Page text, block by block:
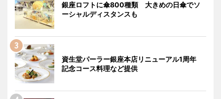
銀座ロフトに傘800種類 大きめの日傘でソ
ーシャルディスタンスも
資生堂パーラー銀座本店リニューアル1周年
記念コース料理など提供